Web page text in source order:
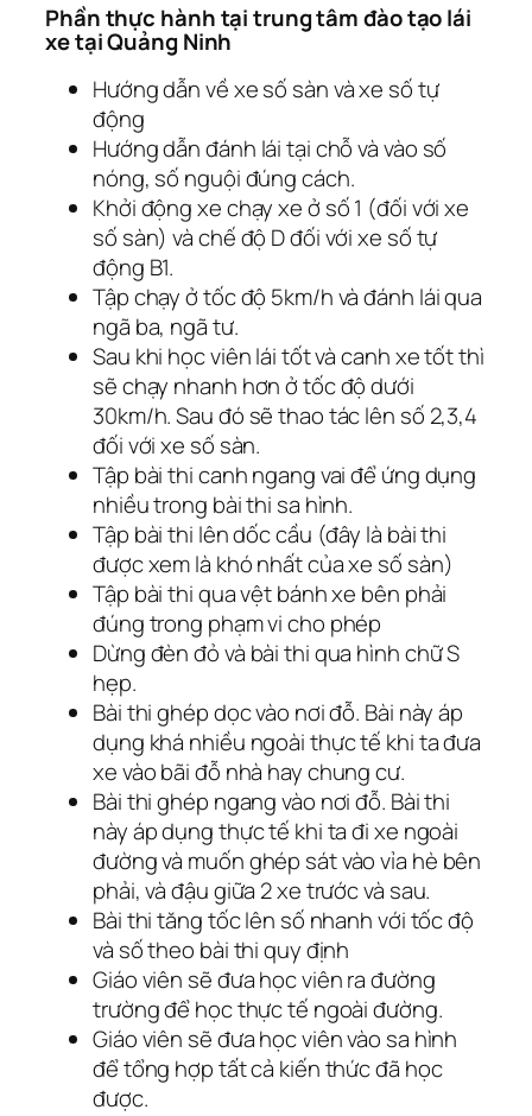
Phần thực hành tại trung tâm đào tạo lái
xe tại Quảng Ninh
Hướng dẫn về xe số sàn và xe số tự
động
Hướng dẫn đánh lái tại chỗ và vào số
nóng, số nguội đúng cách.
Khởi động xe chạy xe ở số 1 (đối với xe
số sàn) và chế độ D đối với xe số tự
động B1.
Tập chạy ở tốc độ 5km/h và đánh lái qua
ngã ba, ngã tư.
Sau khi học viên lái tốt và canh xe tốt thì
sẽ chạy nhanh hơn ở tốc độ dưới
30km/h. Sau đó sẽ thao tác lên số 2,3,4
đối với xe số sàn.
Tập bài thi canh ngang vai để ứng dụng
nhiều trong bài thi sa hình.
Tập bài thi lên dốc cầu (đây là bài thi
được xem là khó nhất của xe số sàn)
Tập bài thi qua vệt bánh xe bên phải
đúng trong phạm vi cho phép
Dừng đèn đỏ và bài thi qua hình chữ S
hẹp.
Bài thi ghép dọc vào nơi đỗ. Bài này áp
dụng khá nhiều ngoài thực tế khi ta đưa
xe vào bãi đỗ nhà hay chung cư.
Bài thi ghép ngang vào nơi đỗ. Bài thi
này áp dụng thực tế khi ta đi xe ngoài
đường và muốn ghép sát vào vỉa hè bên
phải, và đậu giữa 2 xe trước và sau.
Bài thi tăng tốc lên số nhanh với tốc độ
và số theo bài thi quy định
Giáo viên sẽ đưa học viên ra đường
trường để học thực tế ngoài đường.
Giáo viên sẽ đưa học viên vào sa hình
để tổng hợp tất cả kiến thức đã học
được.